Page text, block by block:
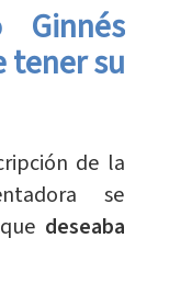
tener su
de la
se
deseaba